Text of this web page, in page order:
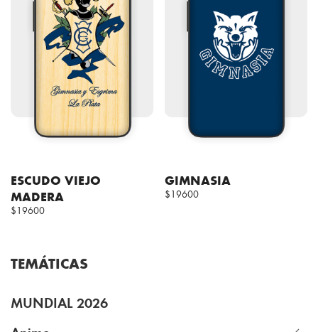
ESCUDO VIEJO
MADERA
$19600
GIMNASIA
$19600
TEMÁTICAS
MUNDIAL 2026